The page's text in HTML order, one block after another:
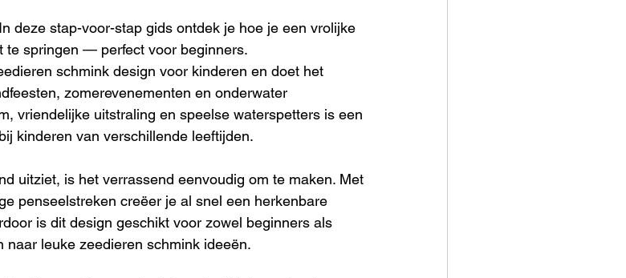
deze stap-voor-stap gids ontdek je hoe je een vrolijke
te springen — perfect voor beginners.
schmink design voor kinderen en doet het
zomerevenementen en onderwater
vriendelijke uitstraling en speelse waterspetters is een
kinderen van verschillende leeftijden.
uitziet, is het verrassend eenvoudig om te maken. Met
penseelstreken creëer je al snel een herkenbare
is dit design geschikt voor zowel beginners als
leuke zeedieren schmink ideeën.